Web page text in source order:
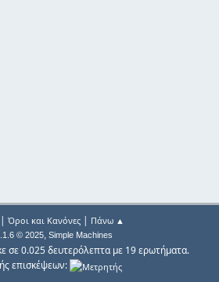
Όροι και Κανόνες| Πάνω ▲
© 2025, Simple Machines
σε 0.025 δευτερόλεπτα με 19 ερωτήματα.
επισκέψεων: